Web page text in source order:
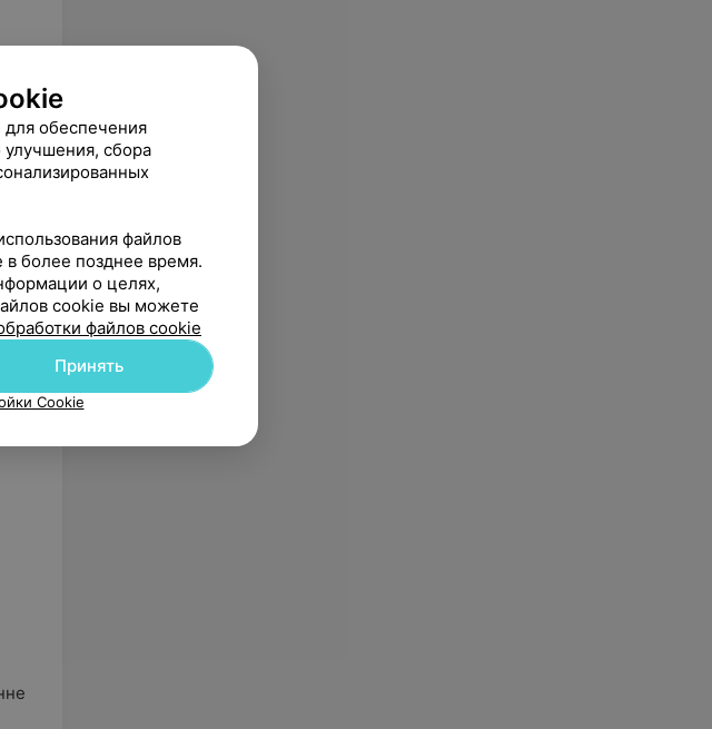
обеспечения
улучшения, сбора
файлов
в более позднее время.
о целях,
cookie вы можете
файлов cookie
Принять
Cookie